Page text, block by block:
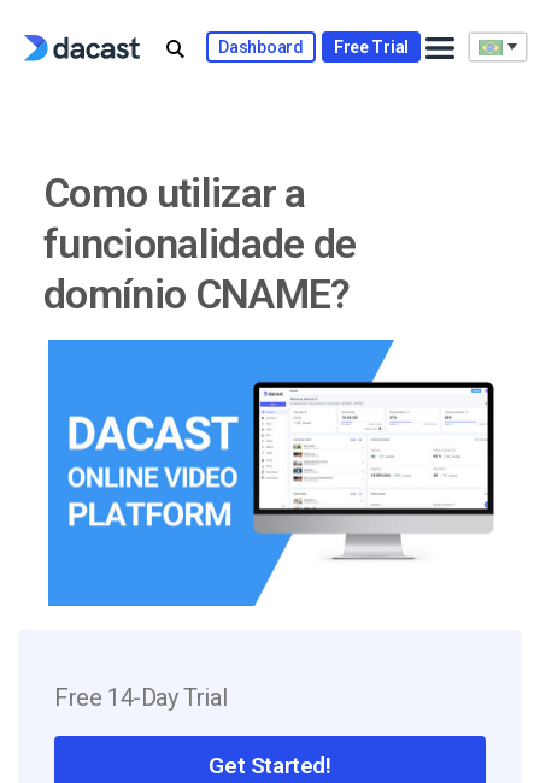
Dashboard Free Trial
Como utilizar a
funcionalidade de
domínio CNAME?
Free 14-Day Trial
Get Started!